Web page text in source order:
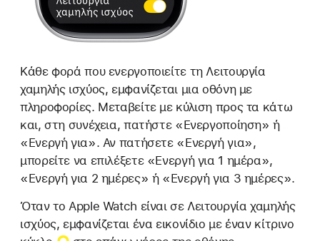
Κάθε φορά που ενεργοποιείτε τη Λειτουργία
χαμηλής ισχύος, εμφανίζεται μια οθόνη με
πληροφορίες. Μεταβείτε με κύλιση προς τα κάτω
και, στη συνέχεια, πατήστε «Ενεργοποίηση» ή
«Ενεργή για». Αν πατήσετε «Ενεργή για»,
μπορείτε να επιλέξετε «Ενεργή για 1 ημέρα»,
«Ενεργή για 2 ημέρες» ή «Ενεργή για 3 ημέρες».
Όταν το Apple Watch είναι σε Λειτουργία χαμηλής
ισχύος, εμφανίζεται ένα εικονίδιο με έναν κίτρινο